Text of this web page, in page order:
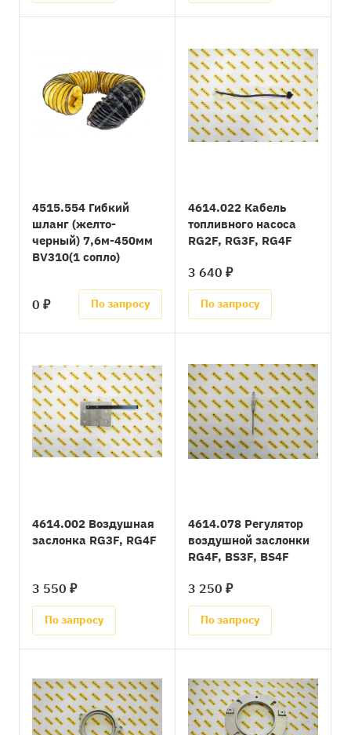
4515.554 Гибкий
шланг (желто-
черный) 7,6м-450мм
BV310(1 сопло)
0 ₽ По запросу
4614.022 Кабель
топливного насоса
RG2F, RG3F, RG4F
3 640 ₽
По запросу
4614.002 Воздушная
заслонка RG3F, RG4F
3 550 ₽
По запросу
4614.078 Регулятор
воздушной заслонки
RG4F, BS3F, BS4F
3 250 ₽
По запросу